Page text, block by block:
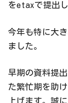
をetaxで提出
今年も特に大
ました。
早期の資料提
た繁忙期を助
上げます。誠